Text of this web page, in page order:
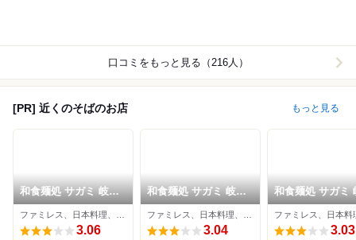
口コミをもっと見る（216人）
[PR] 近くのそばのお店 もっと見る
和食麺処 サガミ 岐阜
加納店
3.06
和食麺処 サガミ 岐阜
鏡島店
3.04
和食麺処 サガミ
正木店
3.03